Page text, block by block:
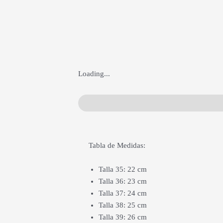
Loading...
Tabla de Medidas:
Talla 35: 22 cm
Talla 36: 23 cm
Talla 37: 24 cm
Talla 38: 25 cm
Talla 39: 26 cm